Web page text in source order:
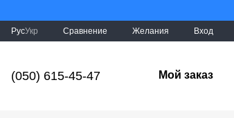
РусУкр Сравнение Желания Вход
(050) 615-45-47 Мой заказ